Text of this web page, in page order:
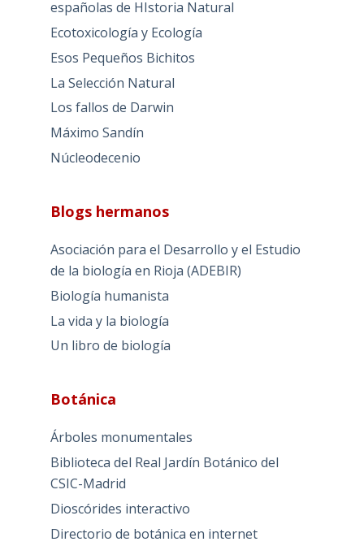
españolas de HIstoria Natural
Ecotoxicología y Ecología
Esos Pequeños Bichitos
La Selección Natural
Los fallos de Darwin
Máximo Sandín
Núcleodecenio
Blogs hermanos
Asociación para el Desarrollo y el Estudio
de la biología en Rioja (ADEBIR)
Biología humanista
La vida y la biología
Un libro de biología
Botánica
Árboles monumentales
Biblioteca del Real Jardín Botánico del
CSIC-Madrid
Dioscórides interactivo
Directorio de botánica en internet